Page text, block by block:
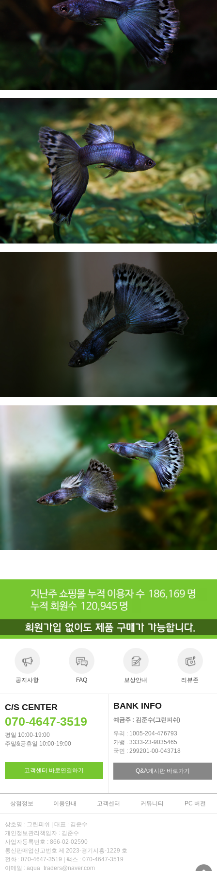
공지사항 FAQ 보상안내 리뷰존
C/S CENTER
070-4647-3519
평일 10:00-19:00
주말&공휴일 10:00-19:00
고객센터 바로연결하기
BANK INFO
예금주 : 김준수(그린피쉬)
우리 : 1005-204-476793
카뱅 : 3333-23-9035465
국민 : 299201-00-043718
Q&A게시판 바로가기
상점정보 이용안내 고객센터 커뮤니티 PC 버전
상호명 : 그린피쉬 | 대표 : 김준수
개인정보관리책임자 : 김준수
사업자등록번호 : 866-02-02590
통신판매업신고번호 제 2023-경기시흥-1229 호
전화 : 070-4647-3519 | 팩스 : 070-4647-3519
이메일 : aqua_traders@naver.com